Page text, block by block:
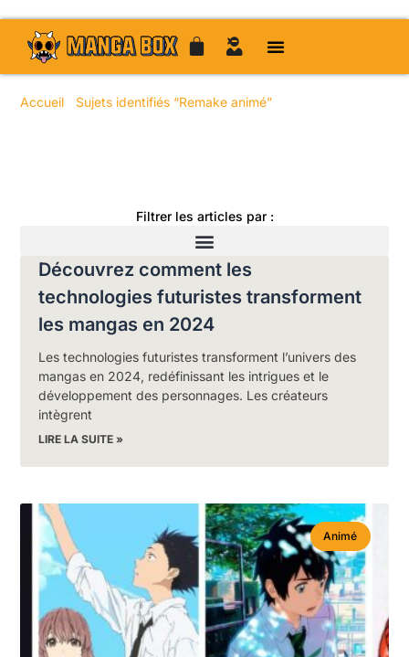
Accueil Sujets identifiés “Remake animé”
Filtrer les articles par :
Découvrez comment les
technologies futuristes transforment
les mangas en 2024
Les technologies futuristes transforment l’univers des
mangas en 2024, redéfinissant les intrigues et le
développement des personnages. Les créateurs
intègrent
LIRE LA SUITE »
Animé